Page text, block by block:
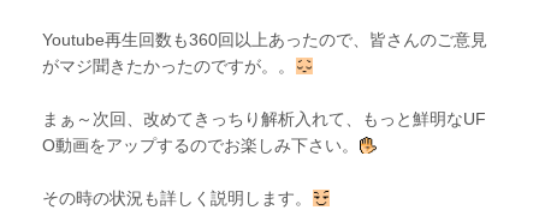
Youtube再生回数も360回以上あったので、皆さんのご意見
がマジ聞きたかったのですが。。
まぁ～次回、改めてきっちり解析入れて、もっと鮮明なUF
O動画をアップするのでお楽しみ下さい。
その時の状況も詳しく説明します。